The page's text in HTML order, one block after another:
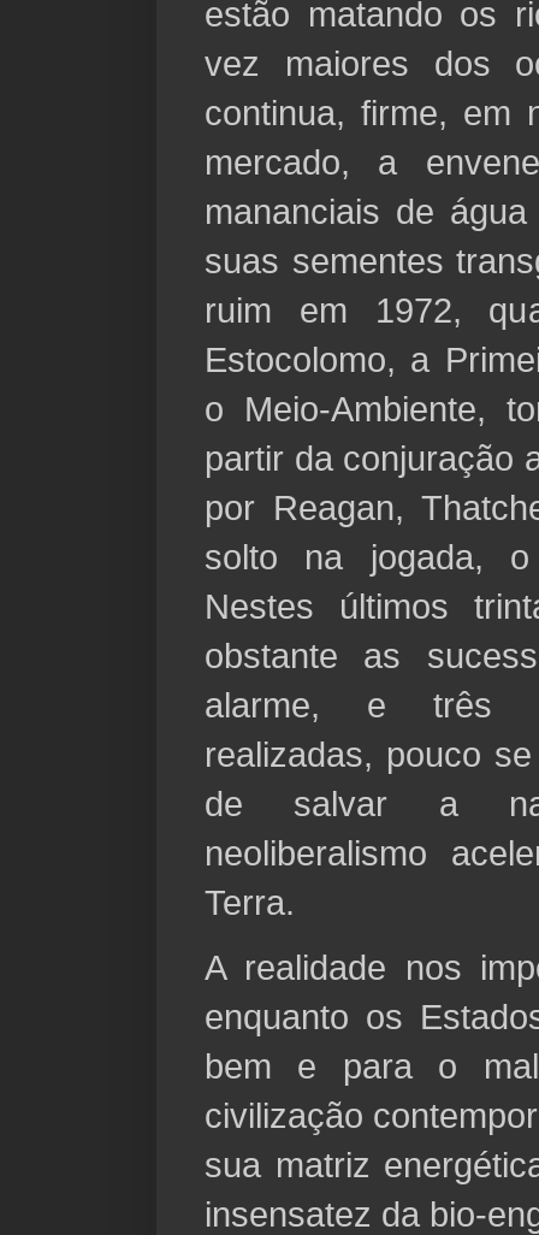
estão matando os
vez maiores dos
continua, firme, em
mercado, a
mananciais de
suas sementes
ruim em 1972,
Estocolomo, a
o Meio-Ambiente,
partir da conjuração
por Reagan,
solto na jogada,
Nestes últimos
obstante as
alarme, e três
realizadas, pouco
de salvar a
neoliberalismo
Terra.
A realidade nos
enquanto os
bem e para o
civilização
sua matriz
insensatez da bio-